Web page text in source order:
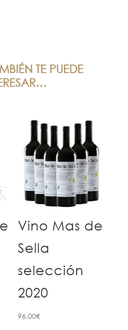
TE PUEDE
Vino Mas de
Sella
selección
2020
96,00€